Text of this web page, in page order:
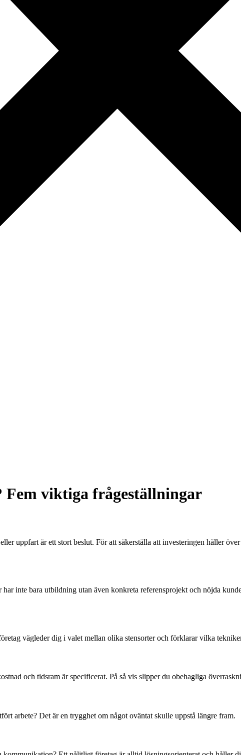
Fem viktiga frågeställningar
uppfart är ett stort beslut. För att säkerställa att investeringen håller
inte bara utbildning utan även konkreta referensprojekt och nöjda
vägleder dig i valet mellan olika stensorter och förklarar vilka
och tidsram är specificerat. På så vis slipper du obehagliga
arbete? Det är en trygghet om något oväntat skulle uppstå längre fram.